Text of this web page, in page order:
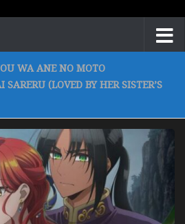
WA ANE NO MOTO
(LOVED BY HER SISTER’S